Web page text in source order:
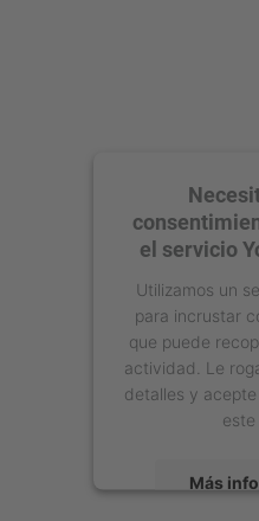
el servicio
Utilizamos un
para incrustar
que puede
actividad. Le
detalles y
este
Más